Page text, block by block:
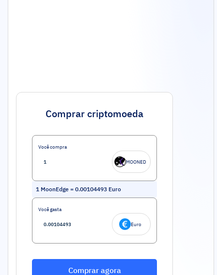
Comprar criptomoeda
Você compra
MOONED
1 MoonEdge = 0.00104493 Euro
Você gasta
Euro
Comprar agora